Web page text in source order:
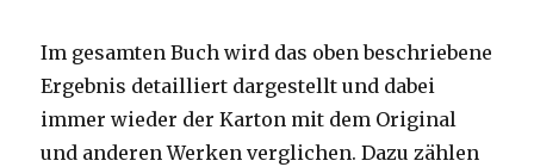
Im gesamten Buch wird das oben beschriebene
Ergebnis detailliert dargestellt und dabei
immer wieder der Karton mit dem Original
und anderen Werken verglichen. Dazu zählen